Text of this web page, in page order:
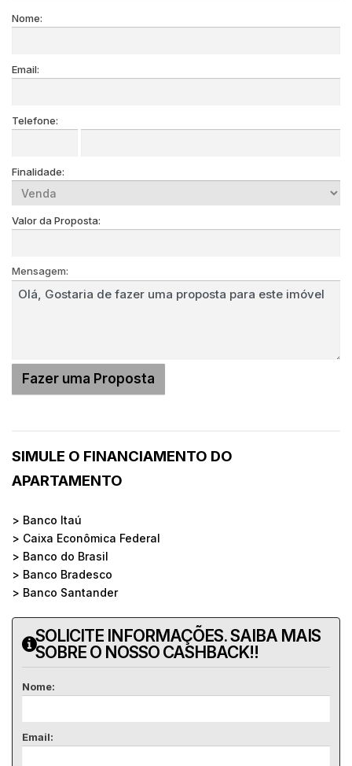
Nome:
Email:
Telefone:
Finalidade:
Valor da Proposta:
Mensagem:
SIMULE O FINANCIAMENTO DO
APARTAMENTO
> Banco Itaú
> Caixa Econômica Federal
> Banco do Brasil
> Banco Bradesco
> Banco Santander
SOLICITE INFORMAÇÕES. SAIBA MAIS
SOBRE O NOSSO CASHBACK!!
Nome:
Email: